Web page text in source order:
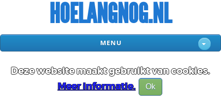
HOELANGNOG.NL
MENU
Deze website maakt gebruikt van cookies.
Meer informatie.
Ok